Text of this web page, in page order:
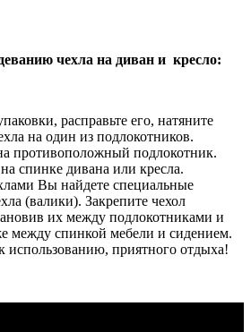
чехла на диван и кресло:
расправьте его, натяните
на один из подлокотников.
противоположный подлокотник.
спинке дивана или кресла.
Вы найдете специальные
(валики). Закрепите чехол
их между подлокотниками и
между спинкой мебели и сидением.
использованию, приятного отдыха!